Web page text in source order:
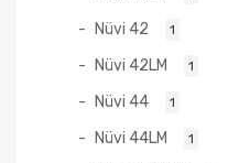
Nüvi 42 1
Nüvi 42LM 1
Nüvi 44 1
Nüvi 44LM 1